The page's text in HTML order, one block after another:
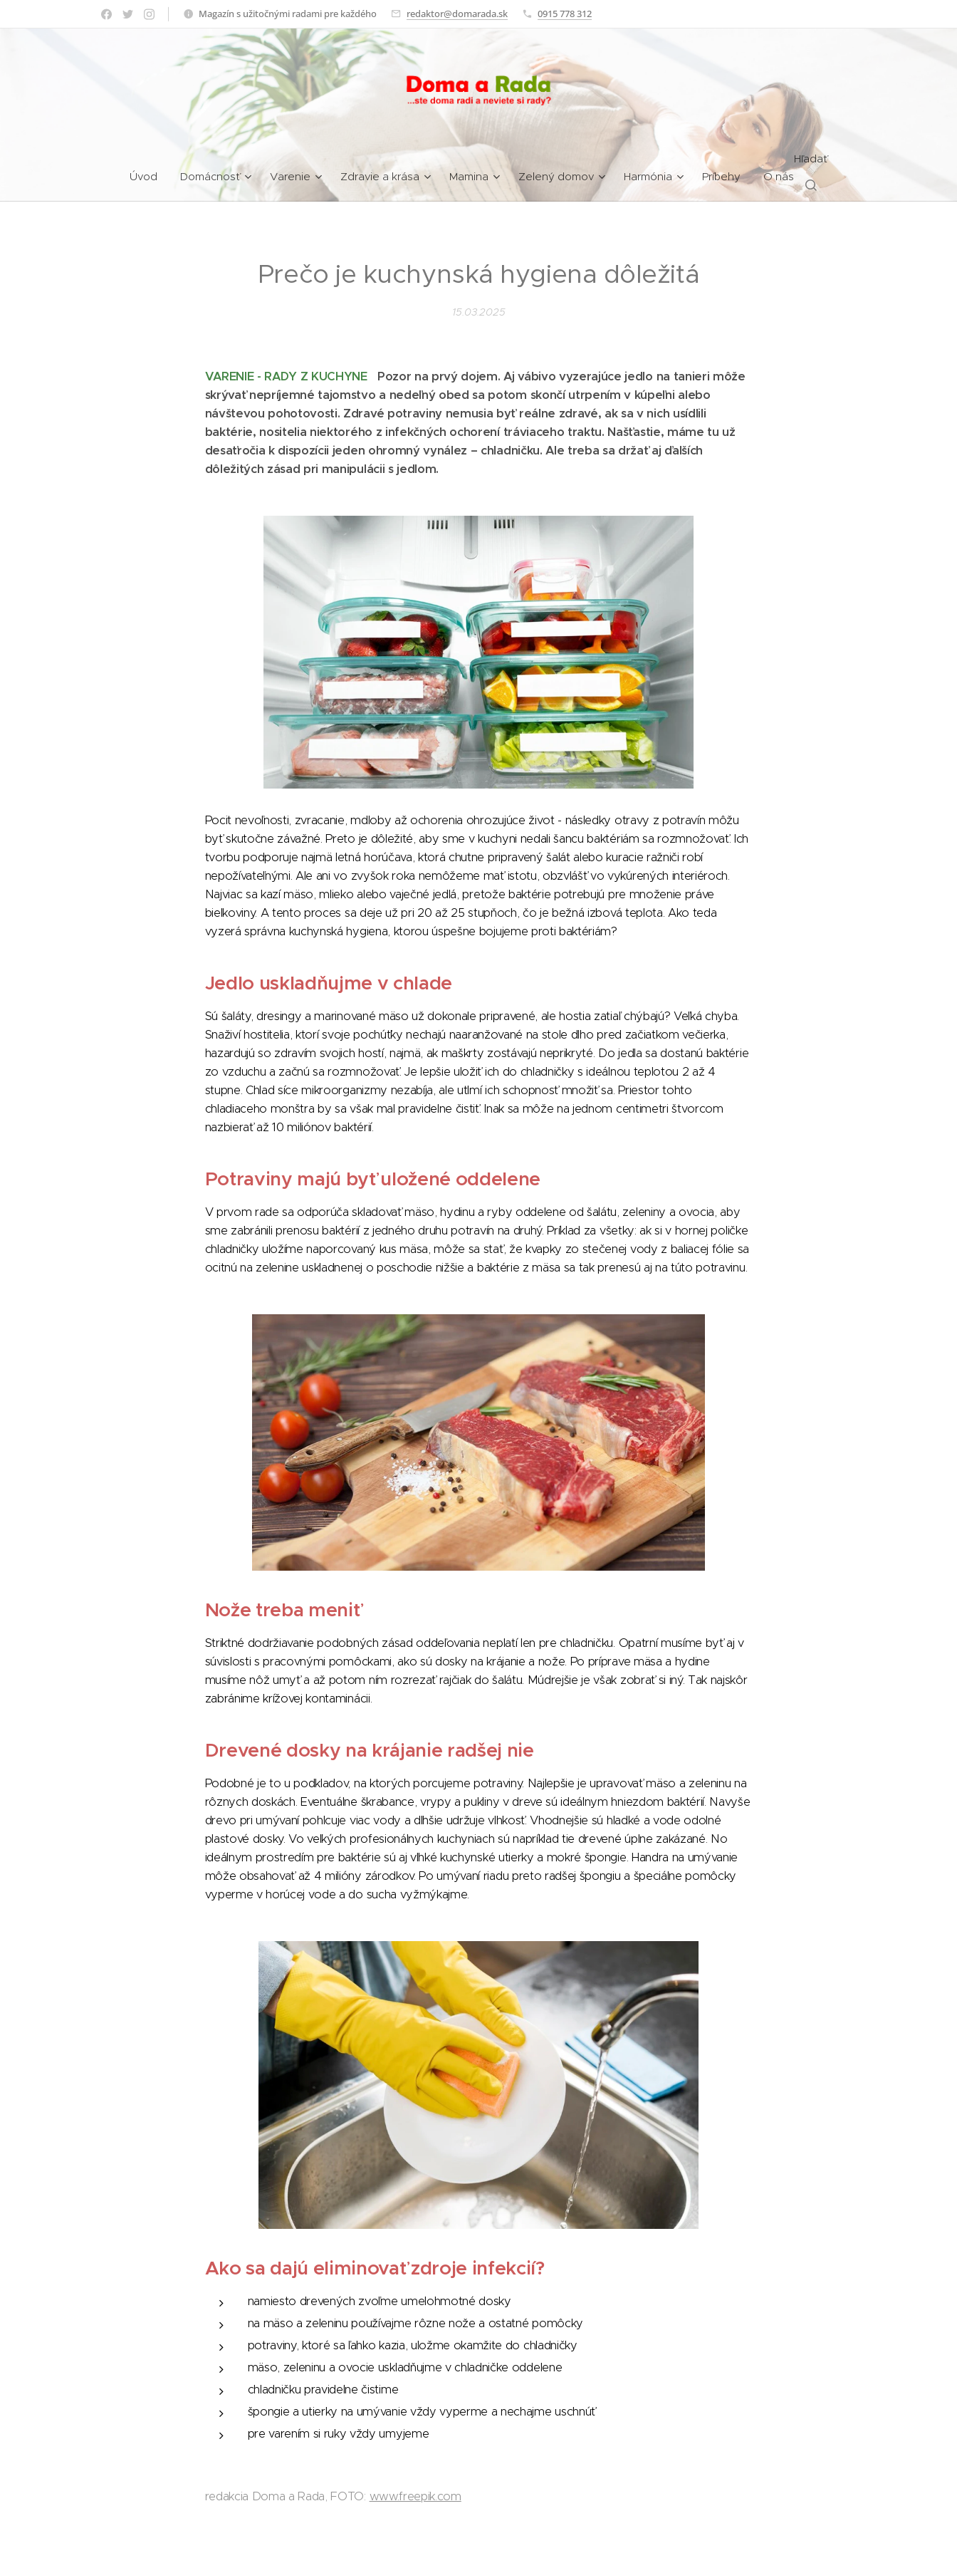
Magazín s užitočnými radami pre každého redaktor@domarada.sk 0915 778 312
Úvod Domácnosť Varenie Zdravie a krása Mamina Zelený domov Harmónia Príbehy O nás
Hľadať
Prečo je kuchynská hygiena dôležitá
15.03.2025
VARENIE - RADY Z KUCHYNE
Pozor na prvý dojem. Aj vábivo vyzerajúce jedlo na tanieri môže
skrývať nepríjemné tajomstvo a nedeľný obed sa potom skončí utrpením v kúpeľni alebo
návštevou pohotovosti. Zdravé potraviny nemusia byť reálne zdravé, ak sa v nich usídlili
baktérie, nositelia niektorého z infekčných ochorení tráviaceho traktu. Našťastie, máme tu už
desaťročia k dispozícii jeden ohromný vynález – chladničku. Ale treba sa držať aj ďalších
dôležitých zásad pri manipulácii s jedlom.
Pocit nevoľnosti, zvracanie, mdloby až ochorenia ohrozujúce život - následky otravy z potravín môžu
byť skutočne závažné. Preto je dôležité, aby sme v kuchyni nedali šancu baktériám sa rozmnožovať. Ich
tvorbu podporuje najmä letná horúčava, ktorá chutne pripravený šalát alebo kuracie ražniči robí
nepožívateľnými. Ale ani vo zvyšok roka nemôžeme mať istotu, obzvlášť vo vykúrených interiéroch.
Najviac sa kazí mäso, mlieko alebo vaječné jedlá, pretože baktérie potrebujú pre množenie práve
bielkoviny. A tento proces sa deje už pri 20 až 25 stupňoch, čo je bežná izbová teplota. Ako teda
vyzerá správna kuchynská hygiena, ktorou úspešne bojujeme proti baktériám?
Jedlo uskladňujme v chlade
Sú šaláty, dresingy a marinované mäso už dokonale pripravené, ale hostia zatiaľ chýbajú? Veľká chyba.
Snaživí hostitelia, ktorí svoje pochúťky nechajú naaranžované na stole dlho pred začiatkom večierka,
hazardujú so zdravím svojich hostí, najmä, ak maškrty zostávajú neprikryté. Do jedla sa dostanú baktérie
zo vzduchu a začnú sa rozmnožovať. Je lepšie uložiť ich do chladničky s ideálnou teplotou 2 až 4
stupne. Chlad síce mikroorganizmy nezabíja, ale utlmí ich schopnosť množiť sa. Priestor tohto
chladiaceho monštra by sa však mal pravidelne čistiť. Inak sa môže na jednom centimetri štvorcom
nazbierať až 10 miliónov baktérií.
Potraviny majú byť uložené oddelene
V prvom rade sa odporúča skladovať mäso, hydinu a ryby oddelene od šalátu, zeleniny a ovocia, aby
sme zabránili prenosu baktérií z jedného druhu potravín na druhý. Príklad za všetky: ak si v hornej poličke
chladničky uložíme naporcovaný kus mäsa, môže sa stať, že kvapky zo stečenej vody z baliacej fólie sa
ocitnú na zelenine uskladnenej o poschodie nižšie a baktérie z mäsa sa tak prenesú aj na túto potravinu.
Nože treba meniť
Striktné dodržiavanie podobných zásad oddeľovania neplatí len pre chladničku. Opatrní musíme byť aj v
súvislosti s pracovnými pomôckami, ako sú dosky na krájanie a nože. Po príprave mäsa a hydine
musíme nôž umyť a až potom ním rozrezať rajčiak do šalátu. Múdrejšie je však zobrať si iný. Tak najskôr
zabránime krížovej kontaminácii.
Drevené dosky na krájanie radšej nie
Podobné je to u podkladov, na ktorých porcujeme potraviny. Najlepšie je upravovať mäso a zeleninu na
rôznych doskách. Eventuálne škrabance, vrypy a pukliny v dreve sú ideálnym hniezdom baktérií. Navyše
drevo pri umývaní pohlcuje viac vody a dlhšie udržuje vlhkosť. Vhodnejšie sú hladké a vode odolné
plastové dosky. Vo veľkých profesionálnych kuchyniach sú napríklad tie drevené úplne zakázané. No
ideálnym prostredím pre baktérie sú aj vlhké kuchynské utierky a mokré špongie. Handra na umývanie
môže obsahovať až 4 milióny zárodkov. Po umývaní riadu preto radšej špongiu a špeciálne pomôcky
vyperme v horúcej vode a do sucha vyžmýkajme.
Ako sa dajú eliminovať zdroje infekcií?
namiesto drevených zvoľme umelohmotné dosky
na mäso a zeleninu používajme rôzne nože a ostatné pomôcky
potraviny, ktoré sa ľahko kazia, uložme okamžite do chladničky
mäso, zeleninu a ovocie uskladňujme v chladničke oddelene
chladničku pravidelne čistime
špongie a utierky na umývanie vždy vyperme a nechajme uschnúť
pre varením si ruky vždy umyjeme
redakcia Doma a Rada, FOTO: www.freepik.com